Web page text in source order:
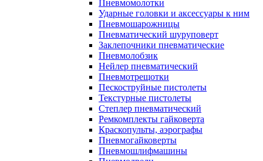
Пневмомолотки
Ударные головки и аксессуары к ним
Пневмошарожницы
Пневматический шуруповерт
Заклепочники пневматические
Пневмолобзик
Нейлер пневматический
Пневмотрещотки
Пескоструйные пистолеты
Текстурные пистолеты
Степлер пневматический
Ремкомплекты гайковерта
Краскопульты, аэрографы
Пневмогайковерты
Пневмошлифмашины